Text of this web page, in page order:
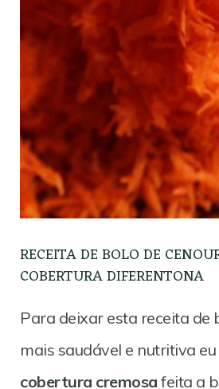
RECEITA DE BOLO DE
COBERTURA DIFERENTONA
Para deixar esta receita de
mais saudável e nutritiva
cobertura cremosa feita a